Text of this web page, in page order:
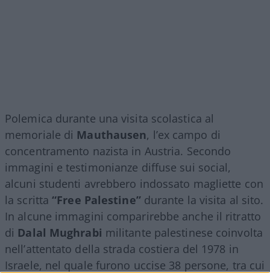
Polemica durante una visita scolastica al
memoriale di Mauthausen, l’ex campo di
concentramento nazista in Austria. Secondo
immagini e testimonianze diffuse sui social,
alcuni studenti avrebbero indossato magliette con
la scritta“Free Palestine”durante la visita al sito.
In alcune immagini comparirebbe anche il ritratto
di Dalal Mughrabi militante palestinese coinvolta
nell’attentato della strada costiera del 1978 in
Israele, nel quale furono uccise 38 persone, tra cui